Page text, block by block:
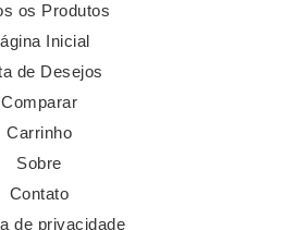
os Produtos
Inicial
de Desejos
Comparar
Carrinho
Sobre
Contato
de privacidade